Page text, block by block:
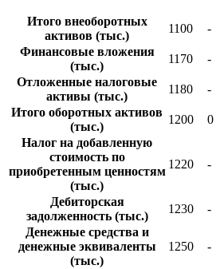
Итого внеоборотных
активов (тыс.)
1100 -
Финансовые вложения
(тыс.)
1170 -
Отложенные налоговые
активы (тыс.)
1180 -
Итого оборотных активов
(тыс.)
1200 0
Налог на добавленную
стоимость по
приобретенным ценностям
(тыс.)
1220 -
Дебиторская
задолженность (тыс.)
1230 -
Денежные средства и
денежные эквиваленты
(тыс.)
1250 -